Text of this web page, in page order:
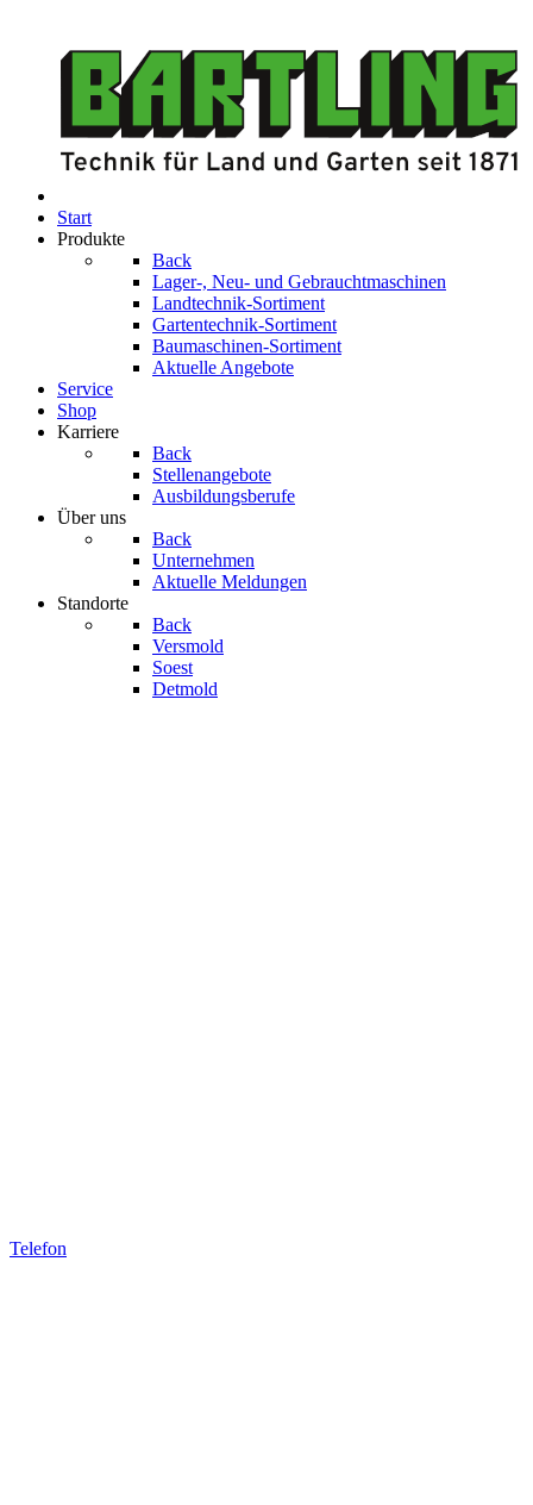
Start
Produkte
Back
Lager-, Neu- und Gebrauchtmaschinen
Landtechnik-Sortiment
Gartentechnik-Sortiment
Baumaschinen-Sortiment
Aktuelle Angebote
Service
Shop
Karriere
Back
Stellenangebote
Ausbildungsberufe
Über uns
Back
Unternehmen
Aktuelle Meldungen
Standorte
Back
Versmold
Soest
Detmold
Telefon